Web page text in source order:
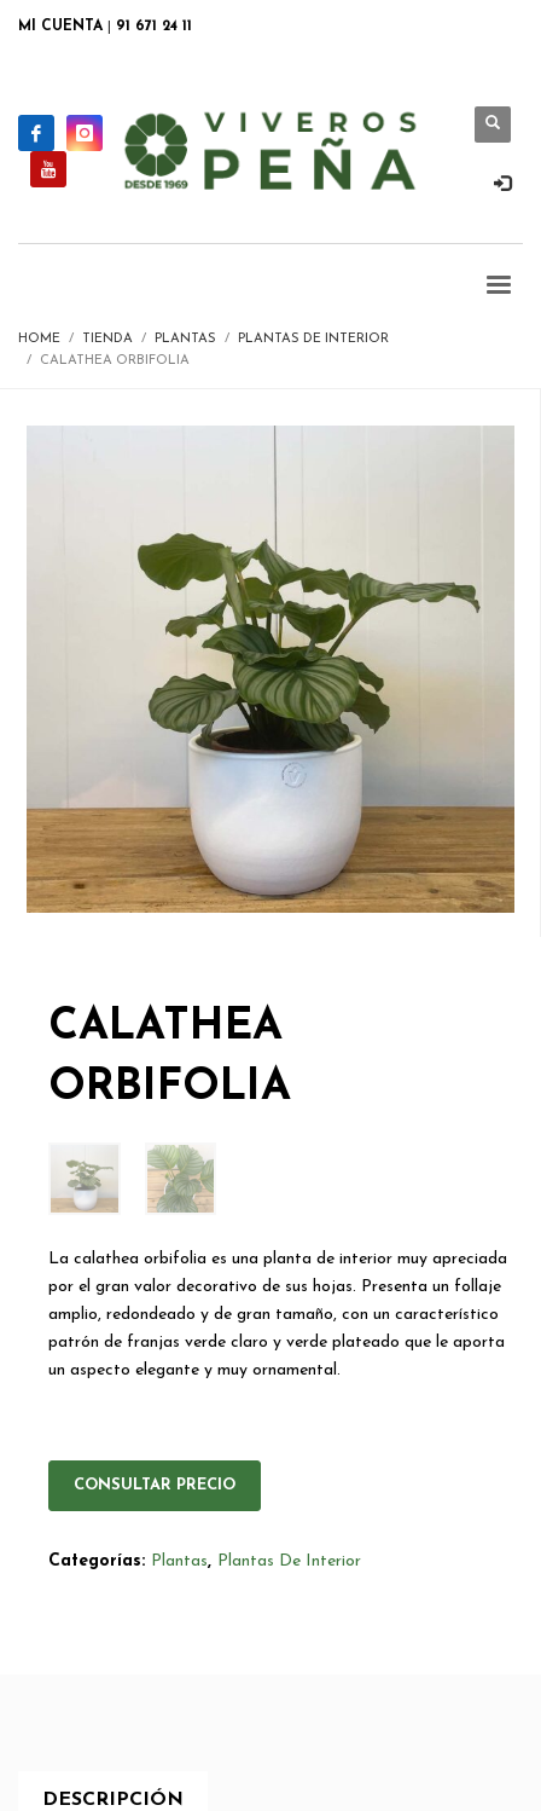
MI CUENTA 91 671 24 11
HOME TIENDA PLANTAS
PLANTAS DE INTERIOR
CALATHEA ORBIFOLIA
CALATHEA
ORBIFOLIA
La calathea orbifolia es una planta de interior muy apreciada
por el gran valor decorativo de sus hojas. Presenta un follaje
amplio, redondeado y de gran tamaño, con un característico
patrón de franjas verde claro y verde plateado que le aporta
un aspecto elegante y muy ornamental.
CONSULTAR PRECIO
Categorías: Plantas, Plantas De Interior
DESCRIPCIÓN